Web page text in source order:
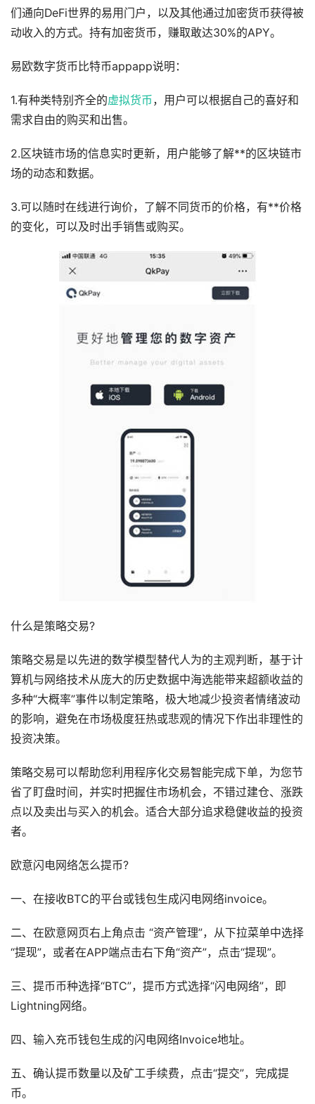
们通向DeFi世界的易用门户，以及其他通过加密货币获得被
动收入的方式。持有加密货币，赚取敢达30%的APY。
易欧数字货币比特币appapp说明：
1.有种类特别齐全的虚拟货币，用户可以根据自己的喜好和
需求自由的购买和出售。
2.区块链市场的信息实时更新，用户能够了解**的区块链市
场的动态和数据。
3.可以随时在线进行询价，了解不同货币的价格，有**价格
的变化，可以及时出手销售或购买。
什么是策略交易?
策略交易是以先进的数学模型替代人为的主观判断，基于计
算机与网络技术从庞大的历史数据中海选能带来超额收益的
多种“大概率”事件以制定策略，极大地减少投资者情绪波动
的影响，避免在市场极度狂热或悲观的情况下作出非理性的
投资决策。
策略交易可以帮助您利用程序化交易智能完成下单，为您节
省了盯盘时间，并实时把握住市场机会，不错过建仓、涨跌
点以及卖出与买入的机会。适合大部分追求稳健收益的投资
者。
欧意闪电网络怎么提币?
一、在接收BTC的平台或钱包生成闪电网络invoice。
二、在欧意网页右上角点击 “资产管理”，从下拉菜单中选择
“提现”，或者在APP端点击右下角“资产”，点击“提现”。
三、提币币种选择“BTC”，提币方式选择“闪电网络”，即
Lightning网络。
四、输入充币钱包生成的闪电网络Invoice地址。
五、确认提币数量以及矿工手续费，点击“提交”，完成提
币。